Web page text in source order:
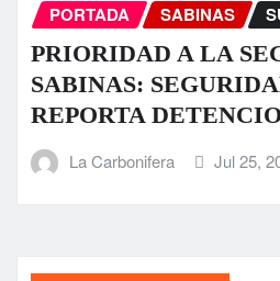
PORTADA SABINAS
PRIORIDAD A LA
SABINAS:
REPORTA
La Carbonifera Jul 25,